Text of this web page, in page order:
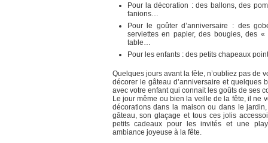
Pour la décoration : des ballons, des
fanions…
Pour le goûter d’anniversaire : des
serviettes en papier, des bougies, des
table…
Pour les enfants : des petits chapeaux
Quelques jours avant la fête, n’oubliez pas de
décorer le gâteau d’anniversaire et quelques
avec votre enfant qui connait les goûts de ses
Le jour même ou bien la veille de la fête, il ne
décorations dans la maison ou dans le
gâteau, son glaçage et tous ces jolis
petits cadeaux pour les invités et une
ambiance joyeuse à la fête.